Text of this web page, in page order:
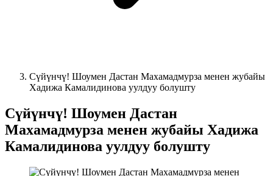
Сүйүнчү! Шоумен Дастан Махамадмурза менен жубайы
Хадижа Камалидинова уулдуу болушту
Сүйүнчү! Шоумен Дастан
Махамадмурза менен жубайы Хадижа
Камалидинова уулдуу болушту